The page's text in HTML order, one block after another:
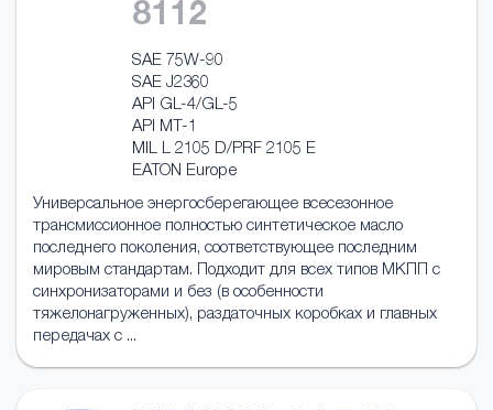
8112
SAE 75W-90
SAE J2360
API GL-4/GL-5
API MT-1
MIL L 2105 D/PRF 2105 E
EATON Europe
Универсальное энергосберегающее всесезонное
трансмисcионное полностью синтетическое масло
последнего поколения, соответствующее последним
мировым стандартам. Подходит для всех типов МКПП с
синхронизаторами и без (в особенности
тяжелонагруженных), раздаточных коробках и главных
передачах с ...